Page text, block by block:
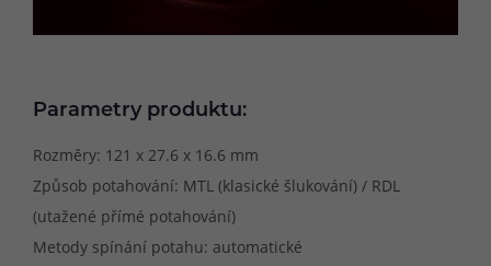
Parametry produktu:
Rozměry: 121 x 27.6 x 16.6 mm
Způsob potahování: MTL (klasické šlukování) / RDL
(utažené přímé potahování)
Metody spínání potahu: automatické